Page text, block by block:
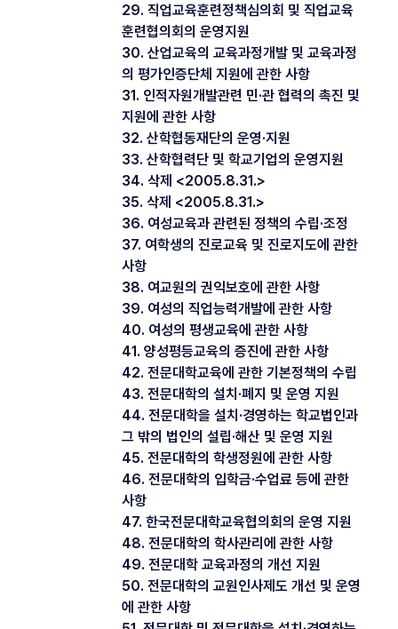
29. 직업교육훈련정책심의회 및 직업교육
훈련협의회의 운영지원
30. 산업교육의 교육과정개발 및 교육과정
의 평가인증단체 지원에 관한 사항
31. 인적자원개발관련 민·관 협력의 촉진 및
지원에 관한 사항
32. 산학협동재단의 운영·지원
33. 산학협력단 및 학교기업의 운영지원
34. 삭제 <2005.8.31.>
35. 삭제 <2005.8.31.>
36. 여성교육과 관련된 정책의 수립·조정
37. 여학생의 진로교육 및 진로지도에 관한
사항
38. 여교원의 권익보호에 관한 사항
39. 여성의 직업능력개발에 관한 사항
40. 여성의 평생교육에 관한 사항
41. 양성평등교육의 증진에 관한 사항
42. 전문대학교육에 관한 기본정책의 수립
43. 전문대학의 설치·폐지 및 운영 지원
44. 전문대학을 설치·경영하는 학교법인과
그 밖의 법인의 설립·해산 및 운영 지원
45. 전문대학의 학생정원에 관한 사항
46. 전문대학의 입학금·수업료 등에 관한
사항
47. 한국전문대학교육협의회의 운영 지원
48. 전문대학의 학사관리에 관한 사항
49. 전문대학 교육과정의 개선 지원
50. 전문대학의 교원인사제도 개선 및 운영
에 관한 사항